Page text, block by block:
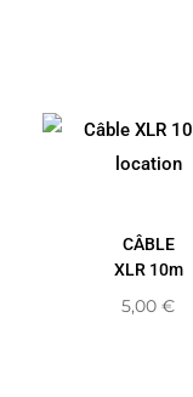
CÂBLE
XLR 10m
5,00 €